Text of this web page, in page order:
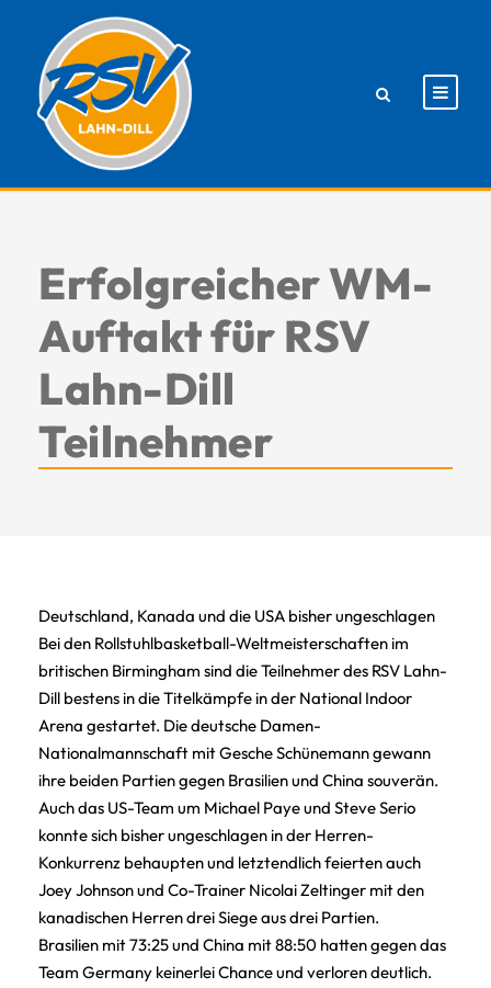
Erfolgreicher WM-
Auftakt für RSV
Lahn-Dill
Teilnehmer
Deutschland, Kanada und die USA bisher ungeschlagen
Bei den Rollstuhlbasketball-Weltmeisterschaften im
britischen Birmingham sind die Teilnehmer des RSV Lahn-
Dill bestens in die Titelkämpfe in der National Indoor
Arena gestartet. Die deutsche Damen-
Nationalmannschaft mit Gesche Schünemann gewann
ihre beiden Partien gegen Brasilien und China souverän.
Auch das US-Team um Michael Paye und Steve Serio
konnte sich bisher ungeschlagen in der Herren-
Konkurrenz behaupten und letztendlich feierten auch
Joey Johnson und Co-Trainer Nicolai Zeltinger mit den
kanadischen Herren drei Siege aus drei Partien.
Brasilien mit 73:25 und China mit 88:50 hatten gegen das
Team Germany keinerlei Chance und verloren deutlich.